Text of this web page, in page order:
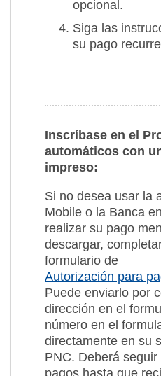
opcional.
Siga las
su pago
Inscríbase en el
automáticos con
impreso:
Si no desea usar la
Mobile o la Banca
realizar su pago
descargar,
formulario de
Autorización para
Puede enviarlo por
dirección en el
número en el
directamente en su
PNC. Deberá
pagos hasta que